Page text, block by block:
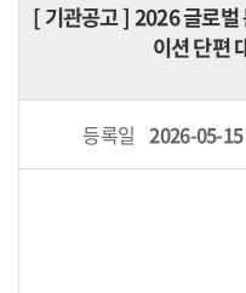
[기관공고] 2026 글로벌
이션 단편
등록일 2026-05-